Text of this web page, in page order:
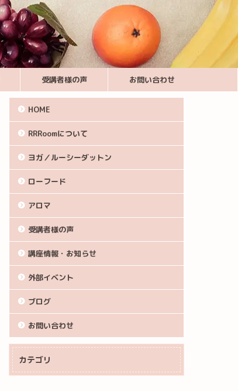
受講者様の声 お問い合わせ
HOME
RRRoomについて
ヨガ／ルーシーダットン
ローフード
アロマ
受講者様の声
講座情報・お知らせ
外部イベント
ブログ
お問い合わせ
カテゴリ